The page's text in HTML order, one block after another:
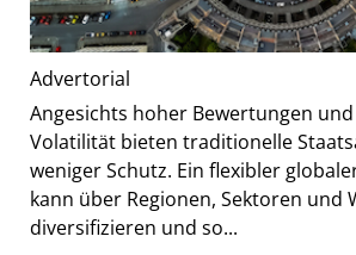
Advertorial
Angesichts hoher Bewertungen
Volatilität bieten traditionelle
weniger Schutz. Ein flexibler
kann über Regionen, Sektoren und
diversifizieren und so...